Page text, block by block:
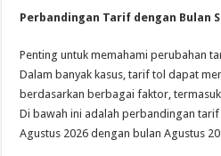
Perbandingan Tarif dengan Bulan
Penting untuk memahami perubahan
Dalam banyak kasus, tarif tol dapat
berdasarkan berbagai faktor,
Di bawah ini adalah perbandingan
Agustus 2026 dengan bulan Agustus